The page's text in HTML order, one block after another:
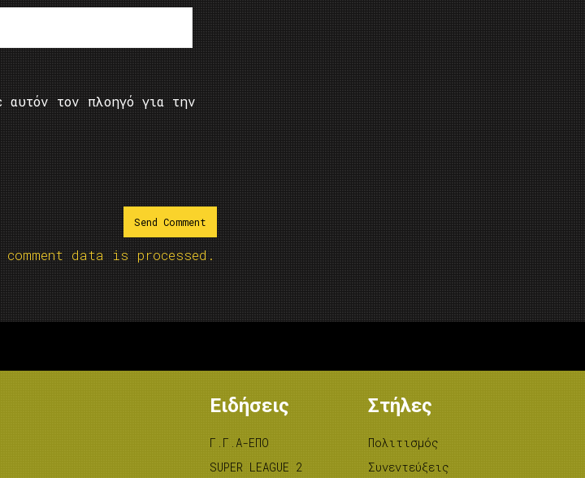
τον πλοηγό για την
comment data is processed.
Ειδήσεις
Γ.Γ.Α-ΕΠΟ
SUPER LEAGUE 2
Στήλες
Πολιτισμός
Συνεντεύξεις